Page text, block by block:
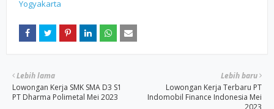
Yogyakarta
Lebih baru
Lowongan Kerja Terbaru PT
Indomobil Finance Indonesia Mei
2023
Lebih lama
Lowongan Kerja SMK SMA D3 S1
PT Dharma Polimetal Mei 2023